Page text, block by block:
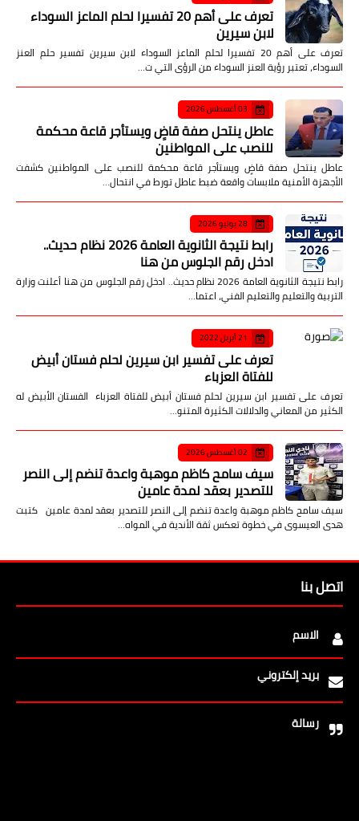
تعرف على أهم 20 تفسيرا لحلم الماعز السوداء
لابن سيرين
تعرف على أهم 20 تفسيرا لحلم الماعز السوداء لابن سيرين تفسير حلم العنز
السوداء، تعتبر رؤية العنز السوداء من الرؤى التي ت…
03 أغسطس 2026
عاطل ينتحل صفة قاضٍ ويستأجر قاعة محكمة
للنصب على المواطنين
عاطل ينتحل صفة قاضٍ ويستأجر قاعة محكمة للنصب على المواطنين كشفت
الأجهزة الأمنية ملابسات واقعة ضبط عاطل تورط في انتحال…
28 يوليو 2026
رابط نتيجة الثانوية العامة 2026 نظام حديث..
ادخل رقم الجلوس من هنا
رابط نتيجة الثانوية العامة 2026 نظام حديث.. ادخل رقم الجلوس من هنا أعلنت وزارة
التربية والتعليم والتعليم الفني، اعتما…
21 أبريل 2022
تعرف على تفسير ابن سيرين لحلم فستان أبيض
للفتاة العزباء
تعرف على تفسير ابن سيرين لحلم فستان أبيض للفتاة العزباء الفستان الأبيض له
الكثير من المعاني والدلالات الكثيرة المتنو…
02 أغسطس 2026
سيف سامح كاظم موهبة واعدة تنضم إلى النصر
للتصدير بعقد لمدة عامين
سيف سامح كاظم موهبة واعدة تنضم إلى النصر للتصدير بعقد لمدة عامين كتبت
هدى العيسوى في خطوة تعكس ثقة الأندية في المواه…
اتصل بنا
الاسم
بريد إلكتروني
رسالة